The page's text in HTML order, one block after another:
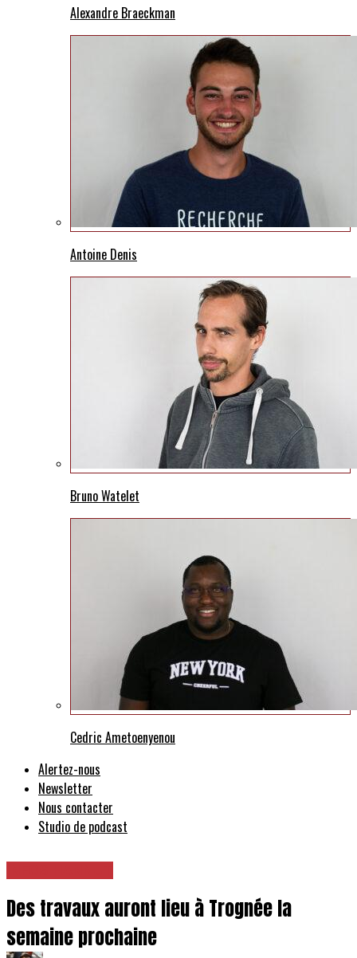
Alexandre Braeckman
Antoine Denis
Bruno Watelet
Cedric Ametoenyenou
Alertez-nous
Newsletter
Nous contacter
Studio de podcast
Des travaux auront lieu à Trognée la
semaine prochaine